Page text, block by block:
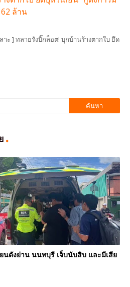
ล้าน
าะ ] ทลายรังบิ๊กล็อต! บุกบ้านร้างตากใบ ยึด
ยนดังย่าน นนทบุรี เจ็บนับสิบ และมีเสีย